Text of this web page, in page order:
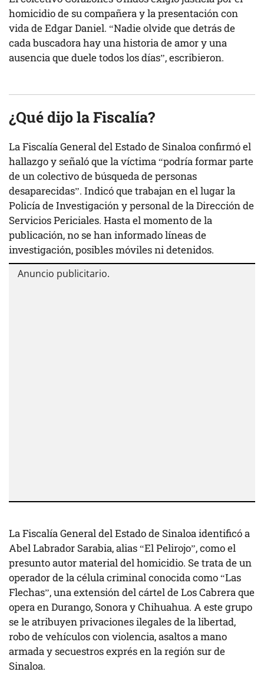
homicidio de su compañera y la presentación con
vida de Edgar Daniel. “Nadie olvide que detrás de
cada buscadora hay una historia de amor y una
ausencia que duele todos los días”, escribieron.
¿Qué dijo la Fiscalía?
La Fiscalía General del Estado de Sinaloa confirmó el
hallazgo y señaló que la víctima “podría formar parte
de un colectivo de búsqueda de personas
desaparecidas”. Indicó que trabajan en el lugar la
Policía de Investigación y personal de la Dirección de
Servicios Periciales. Hasta el momento de la
publicación, no se han informado líneas de
investigación, posibles móviles ni detenidos.
La Fiscalía General del Estado de Sinaloa identificó a
Abel Labrador Sarabia, alias “El Pelirojo”, como el
presunto autor material del homicidio. Se trata de un
operador de la célula criminal conocida como “Las
Flechas”, una extensión del cártel de Los Cabrera que
opera en Durango, Sonora y Chihuahua. A este grupo
se le atribuyen privaciones ilegales de la libertad,
robo de vehículos con violencia, asaltos a mano
armada y secuestros exprés en la región sur de
Sinaloa.